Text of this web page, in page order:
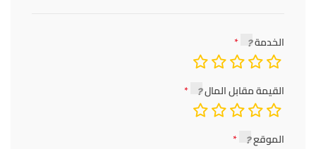
الخدمة
القيمة مقابل المال
الموقع